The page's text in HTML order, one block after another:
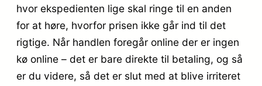
hvor ekspedienten lige skal ringe til en anden
for at høre, hvorfor prisen ikke går ind til det
rigtige. Når handlen foregår online der er ingen
kø online – det er bare direkte til betaling, og så
er du videre, så det er slut med at blive irriteret